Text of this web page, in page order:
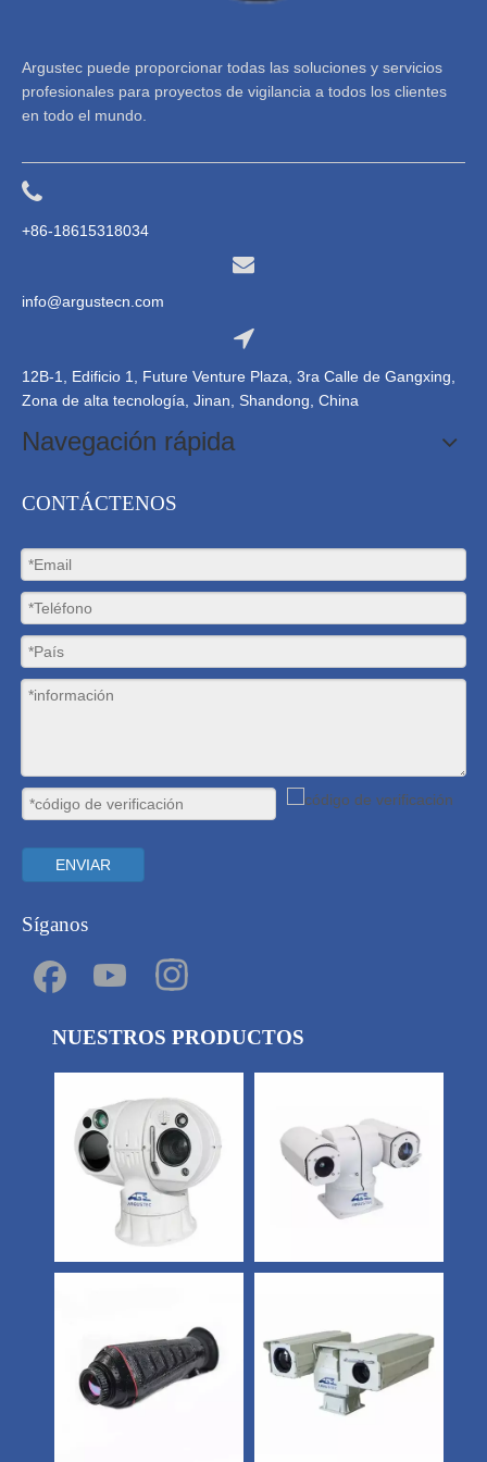
Argustec puede proporcionar todas las soluciones y servicios
profesionales para proyectos de vigilancia a todos los clientes
en todo el mundo.
+86-18615318034
info@argustecn.com
12B-1, Edificio 1, Future Venture Plaza, 3ra Calle de Gangxing,
Zona de alta tecnología, Jinan, Shandong, China
Navegación rápida
CONTÁCTENOS
ENVIAR
Síganos
NUESTROS PRODUCTOS